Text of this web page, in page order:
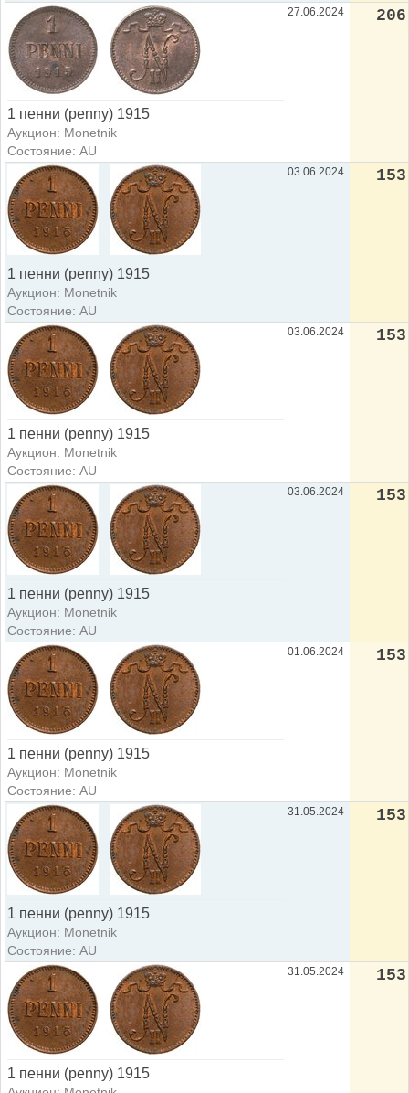
1 пенни (penny) 1915
Аукцион: Monetnik
Состояние: AU
27.06.2024 206
1 пенни (penny) 1915
Аукцион: Monetnik
Состояние: AU
03.06.2024 153
1 пенни (penny) 1915
Аукцион: Monetnik
Состояние: AU
03.06.2024 153
1 пенни (penny) 1915
Аукцион: Monetnik
Состояние: AU
03.06.2024 153
1 пенни (penny) 1915
Аукцион: Monetnik
Состояние: AU
01.06.2024 153
1 пенни (penny) 1915
Аукцион: Monetnik
Состояние: AU
31.05.2024 153
1 пенни (penny) 1915
31.05.2024 153